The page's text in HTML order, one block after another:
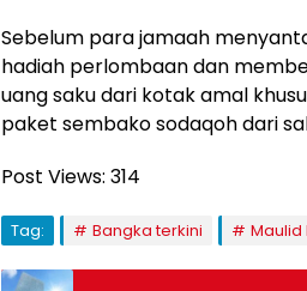
Sebelum para jamaah
hadiah perlombaan dan
uang saku dari kotak amal
paket sembako sodaqoh dari
Post Views: 314
Tag: Bangka terkini Maulid